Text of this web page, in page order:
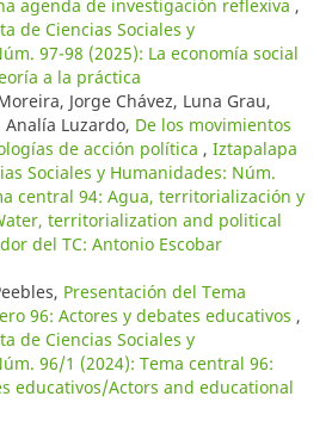
agenda de investigación reflexiva ,
de Ciencias Sociales y
97-98 (2025): La economía social
a la práctica
Jorge Chávez, Luna Grau,
Luzardo, De los movimientos
de acción política , Iztapalapa
Sociales y Humanidades: Núm.
central 94: Agua, territorialización y
territorialization and political
del TC: Antonio Escobar
Presentación del Tema
96: Actores y debates educativos ,
de Ciencias Sociales y
96/1 (2024): Tema central 96:
educativos/Actors and educational